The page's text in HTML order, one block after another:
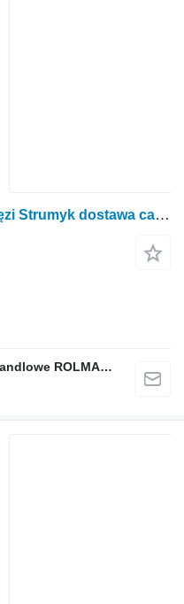
Łuparka rębak do drewna gałęzi Strumyk dostawa cała Polska
Przedsiębiorstwo Produkcyjno-Handlowe ROLMAPOL Marcin Dziekan